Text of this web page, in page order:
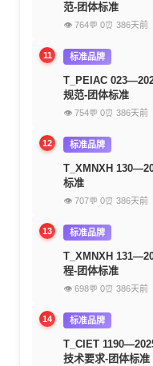
范-团体标准
👁 764💬 0⏰ 386天前
11 标准品牌
T_PEIAC
规范-团体标准
👁 754💬 0⏰ 386天前
12 标准品牌
T_XMNXH
标准
👁 707💬 0⏰ 386天前
13 标准品牌
T_XMNXH
程-团体标准
👁 698💬 0⏰ 386天前
14 标准品牌
T_CIET
技术要求-团体标准